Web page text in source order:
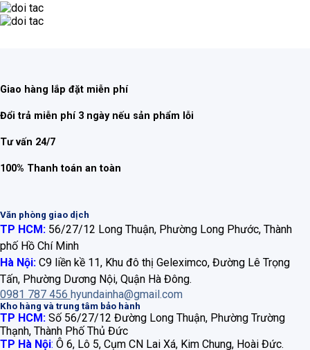
Giao hàng lắp đặt miễn phí
Đổi trả miễn phí 3 ngày nếu sản phẩm lỗi
Tư vấn 24/7
100% Thanh toán an toàn
Văn phòng giao dịch
TP HCM: 56/27/12 Long Thuận, Phường Long Phước, Thành
phố Hồ Chí Minh
Hà Nội: C9 liền kề 11, Khu đô thị Geleximco, Đường Lê Trọng
Tấn, Phường Dương Nội, Quận Hà Đông.
0981 787 456 hyundainha@gmail.com
Kho hàng và trung tâm bảo hành
TP HCM: Số 56/27/12 Đường Long Thuận, Phường Trường
Thạnh, Thành Phố Thủ Đức
TP Hà Nội: Ô 6, Lô 5, Cụm CN Lai Xá, Kim Chung, Hoài Đức.